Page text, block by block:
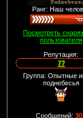
Ранг: Наш
Посмотреть
пользователя
Репутация:
77
Группа: Опытные
поднебесья
Сообщений: